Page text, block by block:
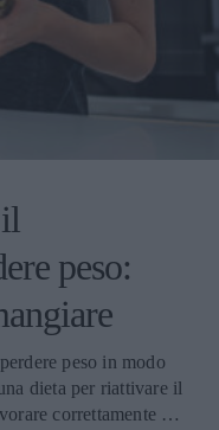
peso:
peso in modo
dieta per riattivare il
correttamente e